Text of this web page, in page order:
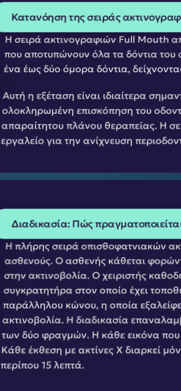
Κατανόηση της σειράς
Η σειρά ακτινογραφιών Full Mouth
που αποτυπώνουν όλα τα δόντια του
ένα έως δύο όμορα δόντια,
Αυτή η εξέταση είναι ιδιαίτερα
ολοκληρωμένη επισκόπηση του
απαραίτητου πλάνου θεραπείας. Η
εργαλείο για την ανίχνευση
Διαδικασία: Πώς
Η πλήρης σειρά οπισθοφατνιακών
ασθενούς. Ο ασθενής κάθεται
στην ακτινοβολία. Ο χειριστής
συγκρατητήρα στον οποίο έχει
παράλληλου κώνου, η οποία
ακτινοβολία. Η διαδικασία
των δύο φραγμών. Η κάθε εικόνα που
Κάθε έκθεση με ακτίνες Χ διαρκεί
περίπου 15 λεπτά.